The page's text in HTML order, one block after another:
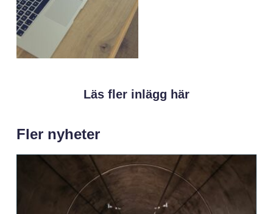
Läs fler inlägg här
Fler nyheter